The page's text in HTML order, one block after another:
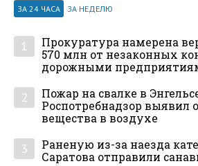
ЗА 24 ЧАСА ЗА НЕДЕЛЮ
1
Прокуратура намерена
570 млн от незаконных
дорожными
2
Пожар на свалке в
Роспотребнадзор выявил
вещества в воздухе
3
Раненую из-за наезда
Саратова отправили